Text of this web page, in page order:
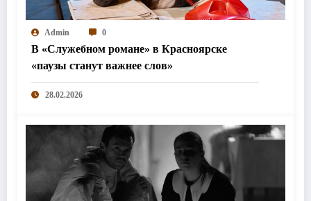
Admin 0
В «Служебном романе» в Красноярске
«паузы станут важнее слов»
28.02.2026